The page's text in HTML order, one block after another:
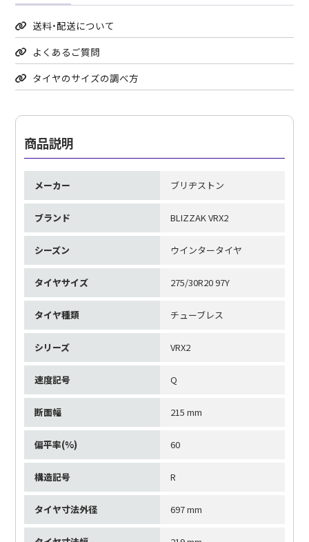
送料・配送について
よくあるご質問
タイヤのサイズの調べ方
商品説明
メーカー ブリヂストン
ブランド BLIZZAK VRX2
シーズン ウインタータイヤ
タイヤサイズ 275/30R20 97Y
タイヤ種類 チューブレス
シリーズ VRX2
速度記号 Q
断面幅 215 mm
偏平率(%) 60
構造記号 R
タイヤ寸法外径 697 mm